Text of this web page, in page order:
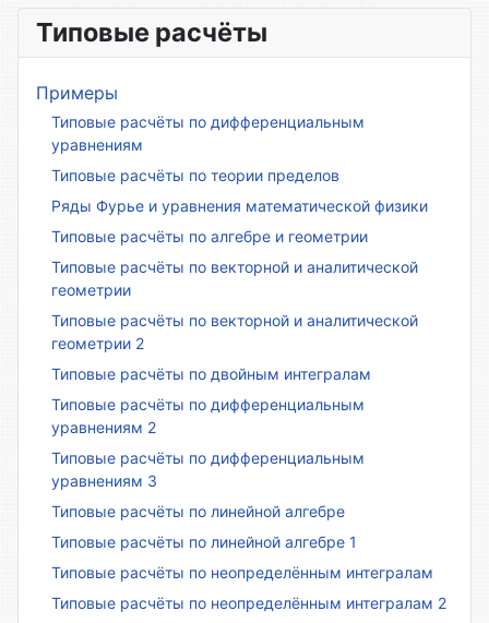
Типовые расчёты
Примеры
Типовые расчёты по дифференциальным
уравнениям
Типовые расчёты по теории пределов
Ряды Фурье и уравнения математической физики
Типовые расчёты по алгебре и геометрии
Типовые расчёты по векторной и аналитической
геометрии
Типовые расчёты по векторной и аналитической
геометрии 2
Типовые расчёты по двойным интегралам
Типовые расчёты по дифференциальным
уравнениям 2
Типовые расчёты по дифференциальным
уравнениям 3
Типовые расчёты по линейной алгебре
Типовые расчёты по линейной алгебре 1
Типовые расчёты по неопределённым интегралам
Типовые расчёты по неопределённым интегралам 2